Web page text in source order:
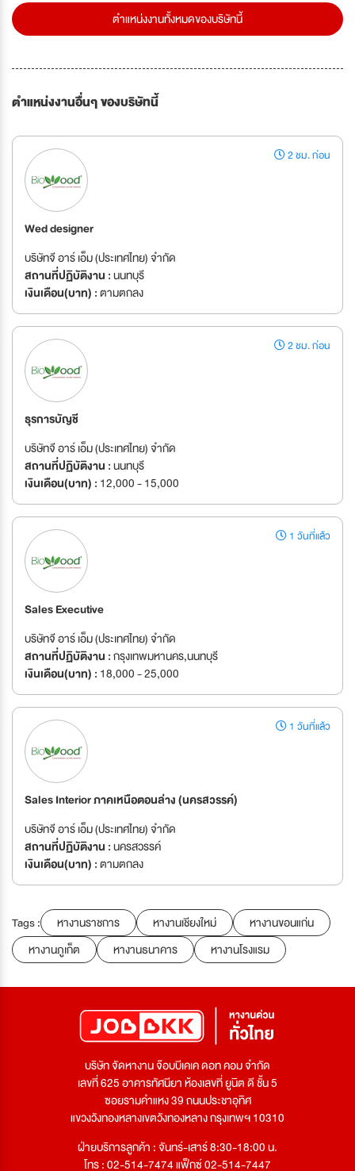
ตำแหน่งงานทั้งหมดของบริษัทนี้
ตำแหน่งงานอื่นๆ ของบริษัทนี้
2 ชม. ก่อน
Wed designer
บริษัทจี อาร์ เอ็ม (ประเทศไทย) จำกัด
สถานที่ปฏิบัติงาน :นนทบุรี
เงินเดือน(บาท) :ตามตกลง
2 ชม. ก่อน
ธุรการบัญชี
บริษัทจี อาร์ เอ็ม (ประเทศไทย) จำกัด
สถานที่ปฏิบัติงาน :นนทบุรี
เงินเดือน(บาท) : 12,000 - 15,000
1 วันที่แล้ว
Sales Executive
บริษัทจี อาร์ เอ็ม (ประเทศไทย) จำกัด
สถานที่ปฏิบัติงาน :กรุงเทพมหานคร,นนทบุรี
เงินเดือน(บาท) : 18,000 - 25,000
1 วันที่แล้ว
Sales Interior ภาคเหนือตอนล่าง (นครสวรรค์)
บริษัทจี อาร์ เอ็ม (ประเทศไทย) จำกัด
สถานที่ปฏิบัติงาน :นครสวรรค์
เงินเดือน(บาท) :ตามตกลง
Tags : หางานราชการ หางานเชียงใหม่
หางานขอนแก่น
หางานภูเก็ต
หางานธนาคาร หางานโรงแรม
บริษัท จัดหางาน จ๊อบบีเคเค ดอท คอม จำกัด
เลขที่ 625 อาคารทัศนียา ห้องเลขที่ ยูนิต ดี ชั้น 5
ซอยรามคำแหง 39 ถนนประชาอุทิศ
แขวงวังทองหลางเขตวังทองหลาง กรุงเทพฯ 10310
ฝ่ายบริการลูกค้า : จันทร์-เสาร์ 8:30-18:00 น.
โทร : 02-514-7474 แฟ็กซ์ 02-514-7447